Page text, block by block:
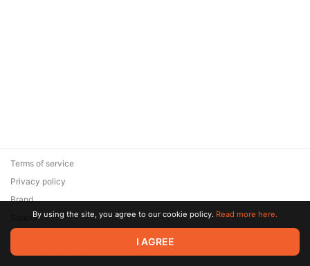
© 2026 Zaya Solutions Limited. All rights reserved. All trademarks
are the property of their respective owners.
Terms of service
Privacy policy
Brand
SupportBy using the site, you agree to our cookie policy. Read more here.
I AGREE